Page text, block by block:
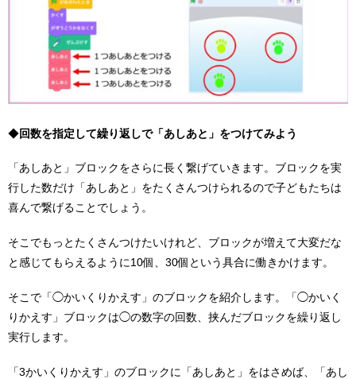
◆回数を指定して繰り返しで「あしあと」をつけてみよう
「あしあと」ブロックをさらに長く繋げていきます。ブロックを実
行した数だけ「あしあと」をたくさんつけられるので子どもたちは
喜んで繋げることでしょう。
そこでもっとたくさんつけたいけれど、ブロックが増えて大変だな
と感じてもらえるように10個、30個という具合に働きかけます。
そこで「◯かいくりかえす」のブロックを紹介します。「◯かいく
りかえす」ブロックは◯の数字の回数、挟んだブロックを繰り返し
実行します。
「3かいくりかえす」のブロックに「あしあと」をはさめば、「あし